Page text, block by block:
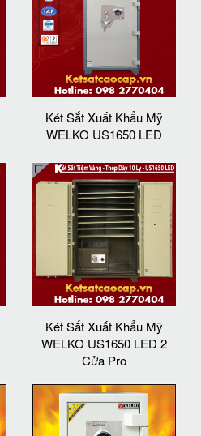
Két Sắt Xuất Khẩu Mỹ
WELKO US1650 LED
Két Sắt Xuất Khẩu Mỹ
WELKO US1650 LED 2
Cửa Pro